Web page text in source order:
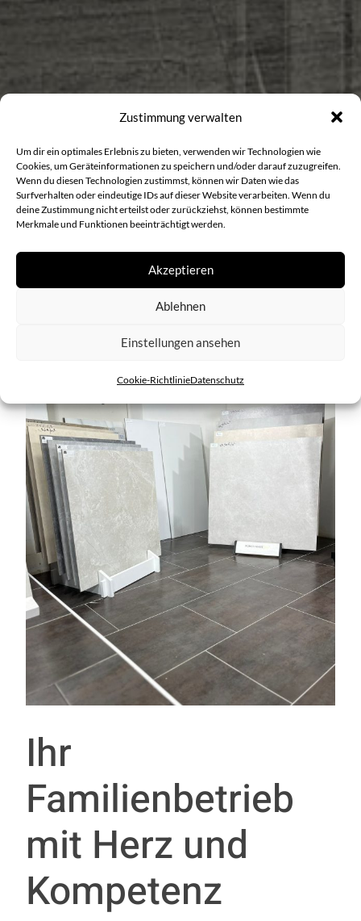
Zustimmung verwalten
Um dir ein optimales Erlebnis zu bieten, verwenden wir Technologien wie
Cookies, um Geräteinformationen zu speichern und/oder darauf zuzugreifen.
Wenn du diesen Technologien zustimmst, können wir Daten wie das
Surfverhalten oder eindeutige IDs auf dieser Website verarbeiten. Wenn du
deine Zustimmung nicht erteilst oder zurückziehst, können bestimmte
Merkmale und Funktionen beeinträchtigt werden.
Akzeptieren
Ablehnen
Einstellungen ansehen
Cookie-RichtlinieDatenschutz
Ihr
Familienbetrieb
mit Herz und
Kompetenz